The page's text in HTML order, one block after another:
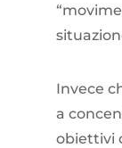
Invece
a
obiettivi